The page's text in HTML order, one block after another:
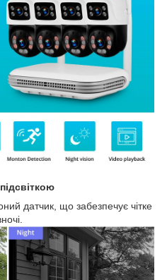
датчик, що забезпечує чітке